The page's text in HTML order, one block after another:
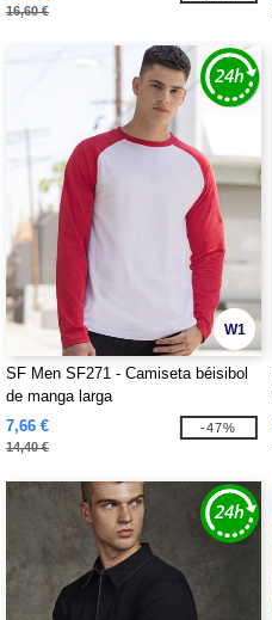
16,60 €
W1
SF Men SF271 - Camiseta béisibol
de manga larga
7,66 €
14,40 €
-47%